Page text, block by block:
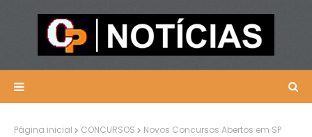
Página inicial CONCURSOS
Novos Concursos Abertos em SP